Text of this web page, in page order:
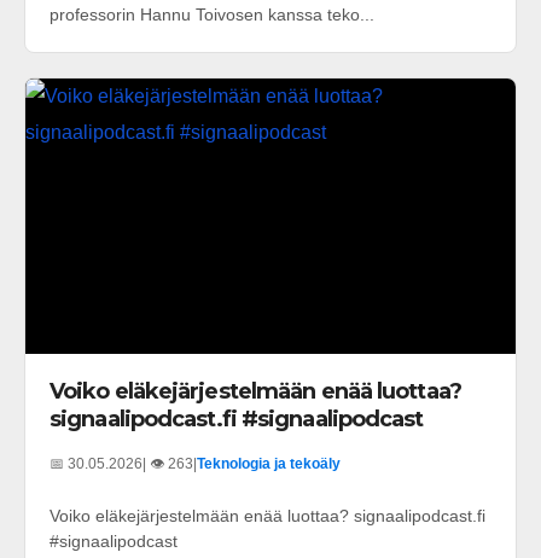
professorin Hannu Toivosen kanssa teko...
Voiko eläkejärjestelmään enää luottaa?
signaalipodcast.fi #signaalipodcast
📅 30.05.2026 | 👁️ 263 Teknologia ja tekoäly
Voiko eläkejärjestelmään enää luottaa? signaalipodcast.fi
#signaalipodcast